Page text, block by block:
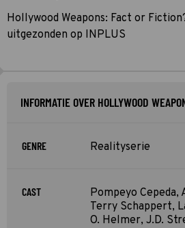
Hollywood Weapons: Fact or
uitgezonden op INPLUS
INFORMATIE OVER HOLLYWOOD
GENRE Realityserie
CAST
Pompeyo Cepeda,
Terry Schappert,
O. Helmer, J.D.